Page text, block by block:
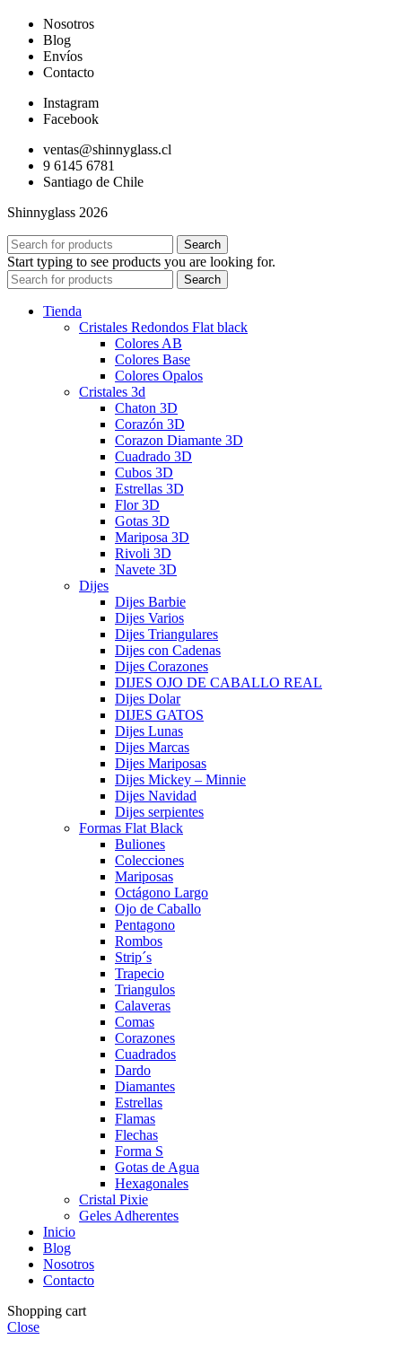
Nosotros
Blog
Envíos
Contacto
Instagram
Facebook
ventas@shinnyglass.cl
9 6145 6781
Santiago de Chile
Shinnyglass 2026
Search
Start typing to see products you are looking for.
Search
Tienda
Cristales Redondos Flat black
Colores AB
Colores Base
Colores Opalos
Cristales 3d
Chaton 3D
Corazón 3D
Corazon Diamante 3D
Cuadrado 3D
Cubos 3D
Estrellas 3D
Flor 3D
Gotas 3D
Mariposa 3D
Rivoli 3D
Navete 3D
Dijes
Dijes Barbie
Dijes Varios
Dijes Triangulares
Dijes con Cadenas
Dijes Corazones
DIJES OJO DE CABALLO REAL
Dijes Dolar
DIJES GATOS
Dijes Lunas
Dijes Marcas
Dijes Mariposas
Dijes Mickey – Minnie
Dijes Navidad
Dijes serpientes
Formas Flat Black
Buliones
Colecciones
Mariposas
Octágono Largo
Ojo de Caballo
Pentagono
Rombos
Strip´s
Trapecio
Triangulos
Calaveras
Comas
Corazones
Cuadrados
Dardo
Diamantes
Estrellas
Flamas
Flechas
Forma S
Gotas de Agua
Hexagonales
Cristal Pixie
Geles Adherentes
Inicio
Blog
Nosotros
Contacto
Shopping cart
Close